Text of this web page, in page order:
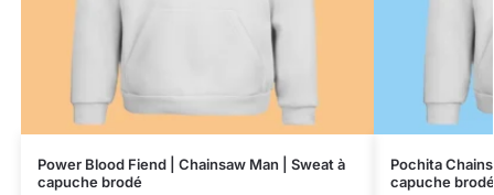
Power Blood Fiend | Chainsaw Man | Sweat à
capuche brodé
Pochita
capuche brodé